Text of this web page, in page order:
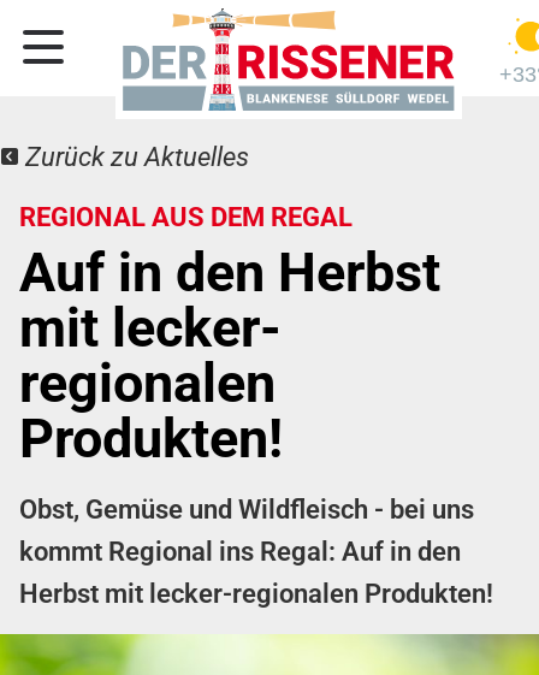
Zurück zu Aktuelles
REGIONAL AUS DEM REGAL
Auf in den Herbst
mit lecker-
regionalen
Produkten!
Obst, Gemüse und Wildfleisch - bei uns
kommt Regional ins Regal: Auf in den
Herbst mit lecker-regionalen Produkten!